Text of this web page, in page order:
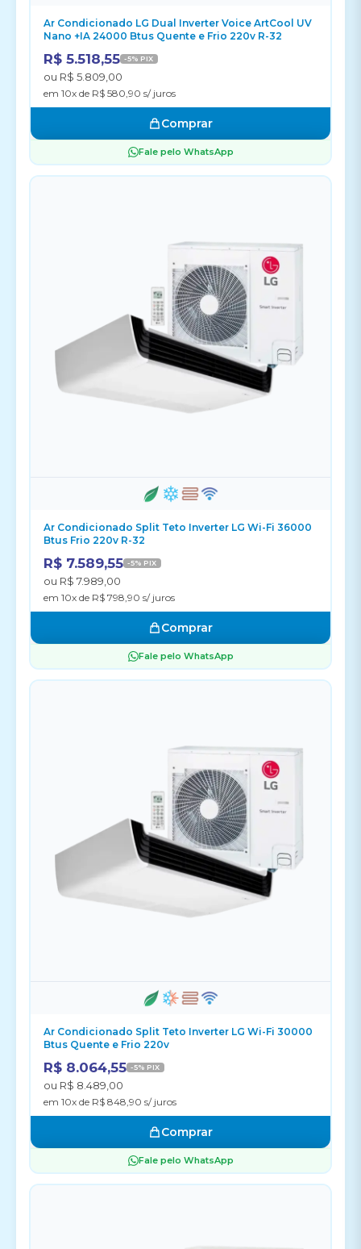
Ar Condicionado LG Dual Inverter Voice ArtCool UV
Nano +IA 24000 Btus Quente e Frio 220v R-32
R$ 5.518,55 -5% PIX
ou R$ 5.809,00
em 10x de R$ 580,90 s/ juros
Comprar
Fale pelo WhatsApp
Ar Condicionado Split Teto Inverter LG Wi-Fi 36000
Btus Frio 220v R-32
R$ 7.589,55 -5% PIX
ou R$ 7.989,00
em 10x de R$ 798,90 s/ juros
Comprar
Fale pelo WhatsApp
Ar Condicionado Split Teto Inverter LG Wi-Fi 30000
Btus Quente e Frio 220v
R$ 8.064,55 -5% PIX
ou R$ 8.489,00
em 10x de R$ 848,90 s/ juros
Comprar
Fale pelo WhatsApp